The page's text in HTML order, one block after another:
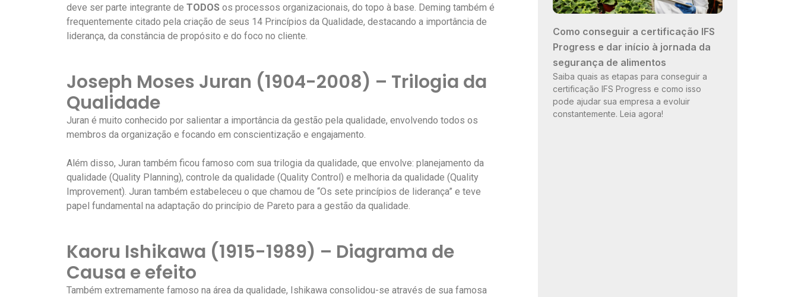
deve ser parte integrante de TODOS os processos organizacionais, do topo à base. Deming também é
frequentemente citado pela criação de seus 14 Princípios da Qualidade, destacando a importância de
liderança, da constância de propósito e do foco no cliente.
Joseph Moses Juran (1904-2008) – Trilogia da
Qualidade
Juran é muito conhecido por salientar a importância da gestão pela qualidade, envolvendo todos os
membros da organização e focando em conscientização e engajamento.
Além disso, Juran também ficou famoso com sua trilogia da qualidade, que envolve: planejamento da
qualidade (Quality Planning), controle da qualidade (Quality Control) e melhoria da qualidade (Quality
Improvement). Juran também estabeleceu o que chamou de “Os sete princípios de liderança” e teve
papel fundamental na adaptação do princípio de Pareto para a gestão da qualidade.
Kaoru Ishikawa (1915-1989) – Diagrama de
Causa e efeito
Também extremamente famoso na área da qualidade, Ishikawa consolidou-se através de sua famosa
Como conseguir a certificação IFS
Progress e dar início à jornada da
segurança de alimentos
Saiba quais as etapas para conseguir a
certificação IFS Progress e como isso
pode ajudar sua empresa a evoluir
constantemente. Leia agora!